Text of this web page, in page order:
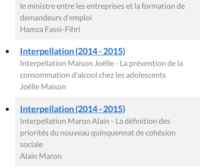
le ministre entre les entreprises et la formation de
demandeurs d'emploi
Hamza Fassi-Fihri
Interpellation (2014 - 2015)
Interpellation Maison Joëlle - La prévention de la
consommation d'alcool chez les adolescents
Joëlle Maison
Interpellation (2014 - 2015)
Interpellation Maron Alain - La définition des
priorités du nouveau quinquennat de cohésion
sociale
Alain Maron